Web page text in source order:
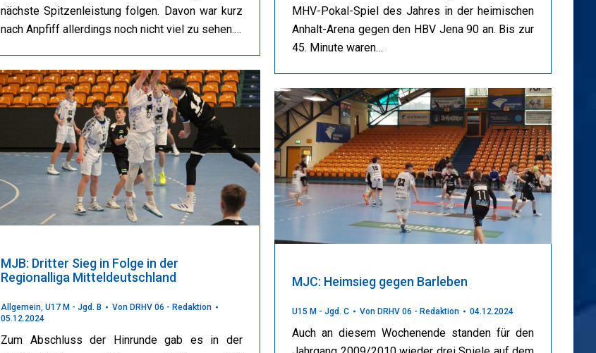
nächste Spitzenleistung folgen. Davon war kurz
nach Anpfiff allerdings noch nicht viel zu sehen.…
MHV-Pokal-Spiel des Jahres in der heimischen
Anhalt-Arena gegen den HBV Jena 90 an. Bis zur
45. Minute waren…
MJB: Dritter Sieg in Folge in der
Regionalliga Mitteldeutschland
Allgemein, U17 M - Jgd. B Von DRHV 06 - Redaktion
05.12.2024
Zum Abschluss der Hinrunde gab es in der
MJC: Heimsieg gegen Barleben
U15 M - Jgd. C Von DRHV 06 - Redaktion 04.12.2024
Auch an diesem Wochenende standen für den